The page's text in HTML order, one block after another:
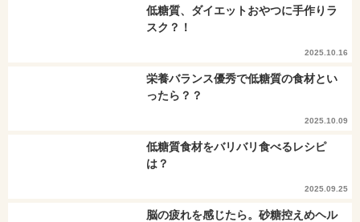
低糖質、ダイエットおやつに手作りラ
スク？！
2025.10.16
栄養バランス優秀で低糖質の食材とい
ったら？？
2025.10.09
低糖質食材をバリバリ食べるレシピ
は？
2025.09.25
脳の疲れを感じたら。砂糖控えめヘル